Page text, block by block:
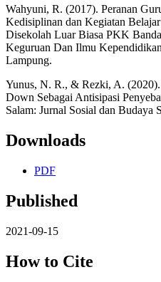
Wahyuni, R. (2017). Peranan
Kedisiplinan dan Kegiatan
Disekolah Luar Biasa PKK
Keguruan Dan Ilmu
Lampung.
Yunus, N. R., & Rezki, A.
Down Sebagai Antisipasi
Salam: Jurnal Sosial dan Budaya
Downloads
PDF
Published
2021-09-15
How to Cite